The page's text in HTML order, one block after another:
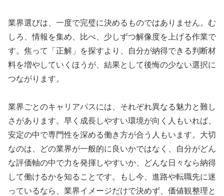
業界選びは、一度で完璧に決めるものではありません。む
しろ、情報を集め、比べ、少しずつ解像度を上げる作業で
す。焦って「正解」を探すより、自分が納得できる判断材
料を増やしていくほうが、結果として後悔の少ない選択に
つながります。
業界ごとのキャリアパスには、それぞれ異なる魅力と難し
さがあります。早く成長しやすい環境が向く人もいれば、
安定の中で専門性を深める働き方が合う人もいます。大切
なのは、どの業界が一般的に良いかではなく、自分がどん
な評価軸の中で力を発揮しやすいか、どんな日々なら納得
して働けるかを知ることです。もし今、進路や転職先に迷
っているなら、業界イメージだけで決めず、価値観整理と